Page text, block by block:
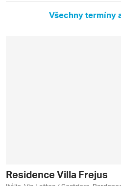
Všechny termíny
Residence Villa Frejus